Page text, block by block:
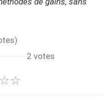
2 votes
☆☆
★★